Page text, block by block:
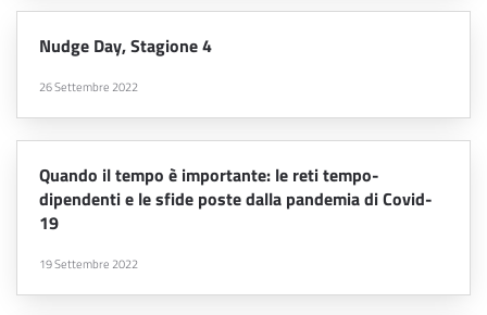
Nudge Day, Stagione 4
26 Settembre 2022
Quando il tempo è importante: le reti tempo-
dipendenti e le sfide poste dalla pandemia di Covid-
19
19 Settembre 2022